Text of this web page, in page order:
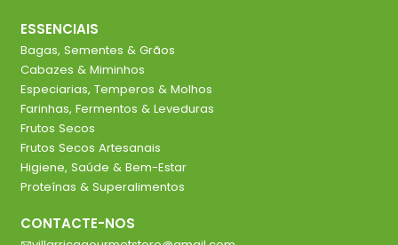
ESSENCIAIS
Bagas, Sementes & Grãos
Cabazes & Miminhos
Especiarias, Temperos & Molhos
Farinhas, Fermentos & Leveduras
Frutos Secos
Frutos Secos Artesanais
Higiene, Saúde & Bem-Estar
Proteínas & Superalimentos
CONTACTE-NOS